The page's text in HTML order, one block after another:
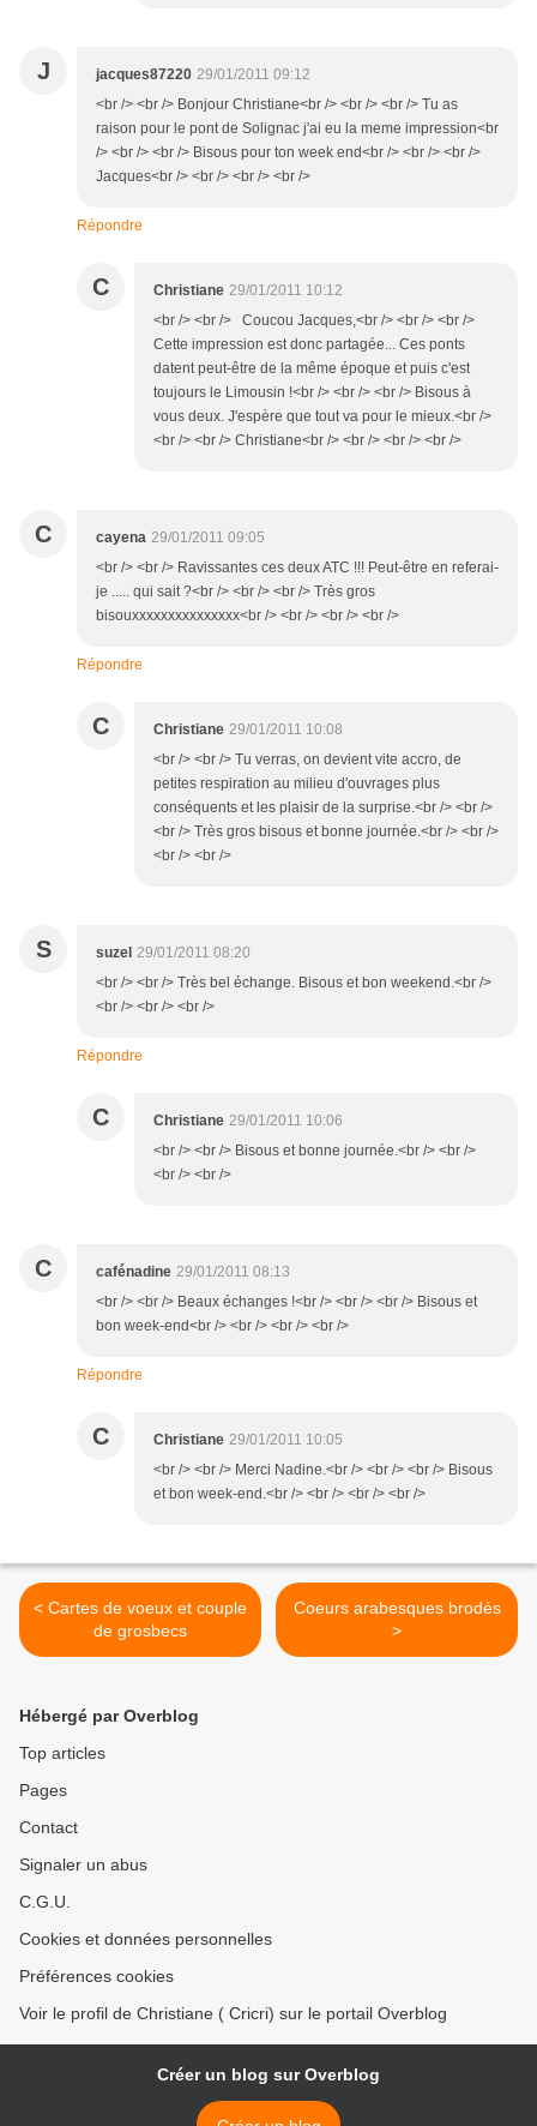
J jacques87220 29/01/2011 09:12
<br /> <br /> Bonjour Christiane<br /> <br /> <br /> Tu as
raison pour le pont de Solignac j'ai eu la meme impression<br
/> <br /> <br /> Bisous pour ton week end<br /> <br /> <br />
Jacques<br /> <br /> <br /> <br />
Répondre
C Christiane 29/01/2011 10:12
<br /> <br /> Coucou Jacques,<br /> <br /> <br />
Cette impression est donc partagée... Ces ponts
datent peut-être de la même époque et puis c'est
toujours le Limousin !<br /> <br /> <br /> Bisous à
vous deux. J'espère que tout va pour le mieux.<br />
<br /> <br /> Christiane<br /> <br /> <br /> <br />
C cayena 29/01/2011 09:05
<br /> <br /> Ravissantes ces deux ATC !!! Peut-être en referai-
je ..... qui sait ?<br /> <br /> <br /> Très gros
bisouxxxxxxxxxxxxxxx<br /> <br /> <br /> <br />
Répondre
C Christiane 29/01/2011 10:08
<br /> <br /> Tu verras, on devient vite accro, de
petites respiration au milieu d'ouvrages plus
conséquents et les plaisir de la surprise.<br /> <br />
<br /> Très gros bisous et bonne journée.<br /> <br />
<br /> <br />
S suzel 29/01/2011 08:20
<br /> <br /> Très bel échange. Bisous et bon weekend.<br />
<br /> <br /> <br />
Répondre
C Christiane 29/01/2011 10:06
<br /> <br /> Bisous et bonne journée.<br /> <br />
<br /> <br />
C cafénadine 29/01/2011 08:13
<br /> <br /> Beaux échanges !<br /> <br /> <br /> Bisous et
bon week-end<br /> <br /> <br /> <br />
Répondre
C Christiane 29/01/2011 10:05
<br /> <br /> Merci Nadine.<br /> <br /> <br /> Bisous
et bon week-end.<br /> <br /> <br /> <br />
< Cartes de voeux et couple
de grosbecs
Coeurs arabesques brodés
>
Hébergé par Overblog
Top articles
Pages
Contact
Signaler un abus
C.G.U.
Cookies et données personnelles
Préférences cookies
Voir le profil de Christiane ( Cricri) sur le portail Overblog
Créer un blog sur Overblog